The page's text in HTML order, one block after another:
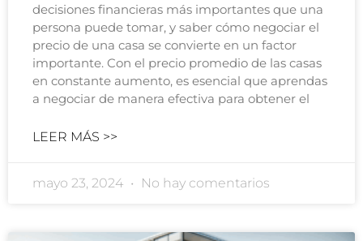
decisiones financieras más importantes que una
persona puede tomar, y saber cómo negociar el
precio de una casa se convierte en un factor
importante. Con el precio promedio de las casas
en constante aumento, es esencial que aprendas
a negociar de manera efectiva para obtener el
LEER MÁS >>
mayo 23, 2024 No hay comentarios